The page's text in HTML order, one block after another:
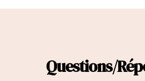
Questions/